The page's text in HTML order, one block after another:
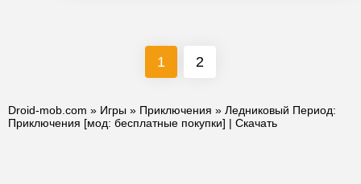
1 2
Droid-mob.com » Игры » Приключения » Ледниковый Период:
Приключения [мод: бесплатные покупки] | Скачать